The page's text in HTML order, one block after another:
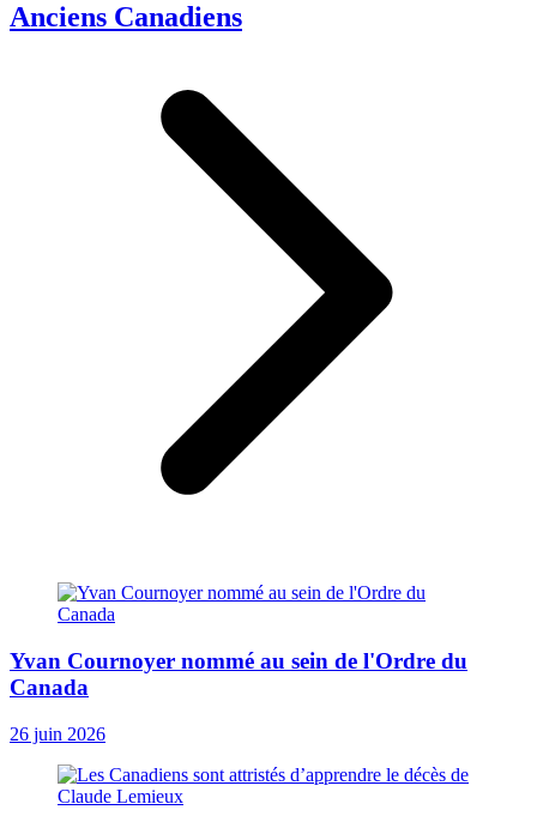
Anciens Canadiens
Yvan Cournoyer nommé au sein de l'Ordre du
Canada
26 juin 2026